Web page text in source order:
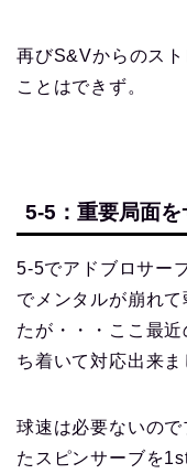
再びS&Vからのス
ことはできず。
5-5：重要局面
5-5でアドブロサー
でメンタルが崩れ
たが・・・ここ最
ち着いて対応出来ま
球速は必要ないの
たスピンサーブを